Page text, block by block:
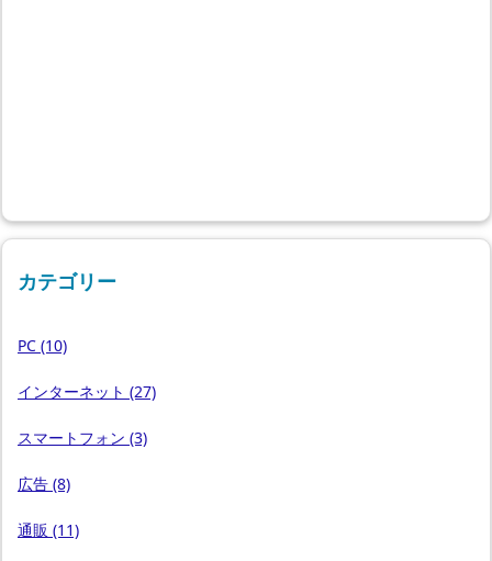
カテゴリー
PC (10)
インターネット (27)
スマートフォン (3)
広告 (8)
通販 (11)